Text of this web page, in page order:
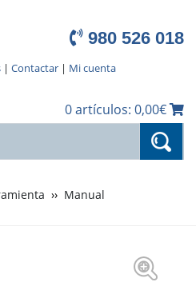
980 526 018
| Contactar| Mi cuenta
0 artículos: 0,00€
Manual